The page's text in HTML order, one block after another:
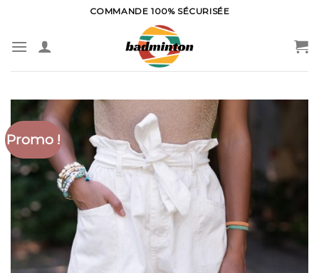
content
COMMANDE 100% SÉCURISÉE
Promo !